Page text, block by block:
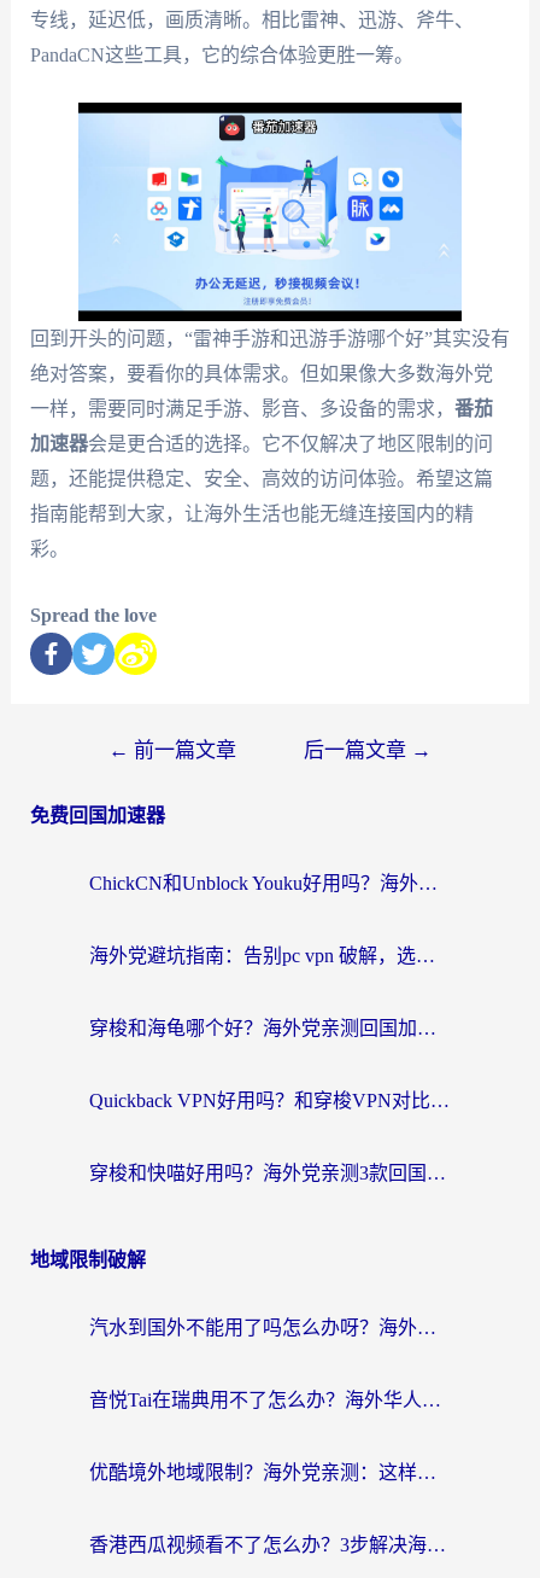
专线，延迟低，画质清晰。相比雷神、迅游、斧牛、
PandaCN这些工具，它的综合体验更胜一筹。
回到开头的问题，“雷神手游和迅游手游哪个好”其实没有
绝对答案，要看你的具体需求。但如果像大多数海外党
一样，需要同时满足手游、影音、多设备的需求， 番茄
加速器会是更合适的选择。它不仅解决了地区限制的问
题，还能提供稳定、安全、高效的访问体验。希望这篇
指南能帮到大家，让海外生活也能无缝连接国内的精
彩。
Spread the love
← 前一篇文章 后一篇文章 →
免费回国加速器
ChickCN和Unblock Youku好用吗？海外党亲测3款回国加速器，附iOS免费选择指南
海外党避坑指南：告别pc vpn 破解，选对回国加速器轻松访问国内资源
穿梭和海龟哪个好？海外党亲测回国加速器，附电脑免费VPN推荐
Quickback VPN好用吗？和穿梭VPN对比哪个回国效果更好？海外党必看的真实测评与选择指南
穿梭和快喵好用吗？海外党亲测3款回国加速器，附日本回国VPN避坑指南
地域限制破解
汽水到国外不能用了吗怎么办呀？海外党追剧看片的救星在这里！
音悦Tai在瑞典用不了怎么办？海外华人追剧听歌的实用指南
优酷境外地域限制？海外党亲测：这样看国内剧再也不卡（附3个实用场景解决）
香港西瓜视频看不了怎么办？3步解决海外追剧难题，附靠谱加速器推荐